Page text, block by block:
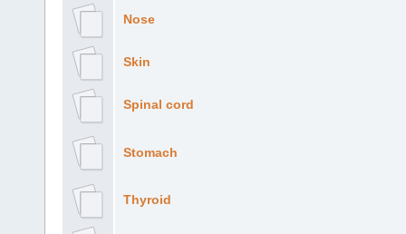
Nose
Skin
Spinal cord
Stomach
Thyroid